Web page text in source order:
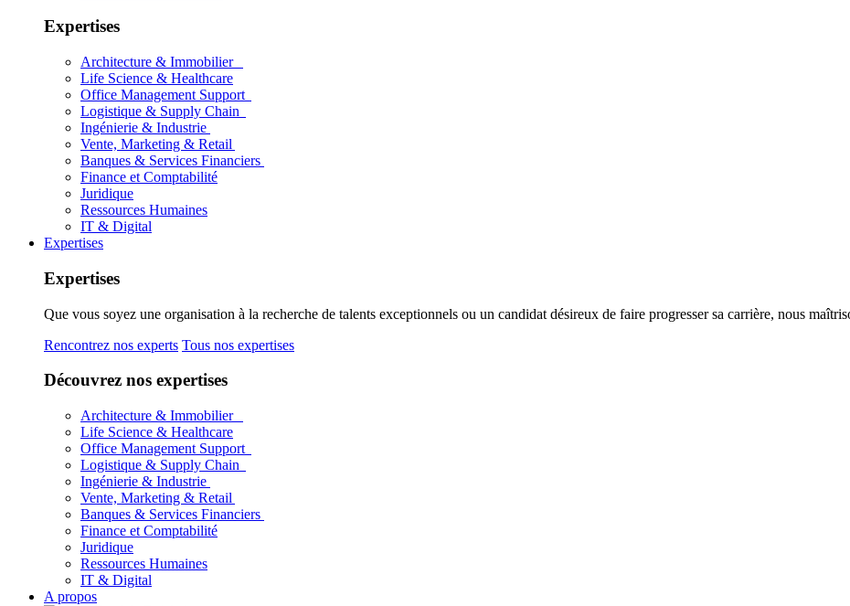
Expertises
Architecture & Immobilier
Life Science & Healthcare
Office Management Support
Logistique & Supply Chain
Ingénierie & Industrie
Vente, Marketing & Retail
Banques & Services Financiers
Finance et Comptabilité
Juridique
Ressources Humaines
IT & Digital
Expertises
Expertises
Que vous soyez une organisation à la recherche de talents exceptionnels ou un candidat désireux de faire progresser sa carrière, nous
Rencontrez nos experts Tous nos expertises
Découvrez nos expertises
Architecture & Immobilier
Life Science & Healthcare
Office Management Support
Logistique & Supply Chain
Ingénierie & Industrie
Vente, Marketing & Retail
Banques & Services Financiers
Finance et Comptabilité
Juridique
Ressources Humaines
IT & Digital
A propos